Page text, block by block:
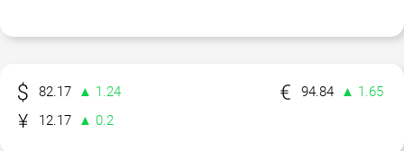
82.17 ▲ 1.24 94.84
▲ 1.65
12.17
▲ 0.2